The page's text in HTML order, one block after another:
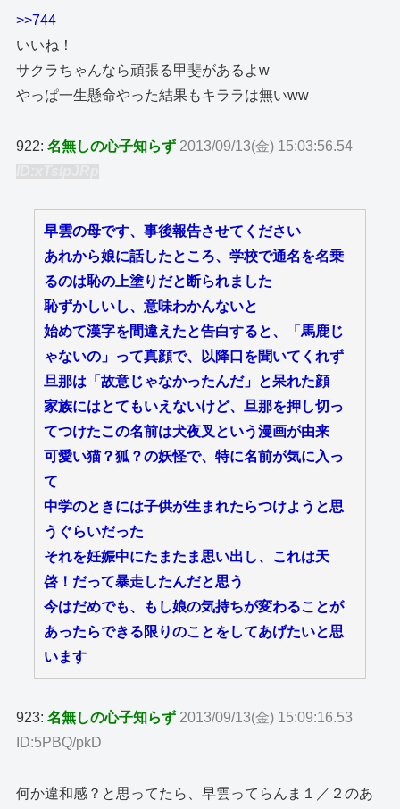
>>744
いいね！
サクラちゃんなら頑張る甲斐があるよw
やっぱ一生懸命やった結果もキララは無いww
922:名無しの心子知らず 2013/09/13(金) 15:03:56.54
早雲の母です、事後報告させてください
あれから娘に話したところ、学校で通名を名乗
るのは恥の上塗りだと断られました
恥ずかしいし、意味わかんないと
始めて漢字を間違えたと告白すると、「馬鹿じ
ゃないの」って真顔で、以降口を聞いてくれず
旦那は「故意じゃなかったんだ」と呆れた顔
家族にはとてもいえないけど、旦那を押し切っ
てつけたこの名前は犬夜叉という漫画が由来
可愛い猫？狐？の妖怪で、特に名前が気に入っ
て
中学のときには子供が生まれたらつけようと思
うぐらいだった
それを妊娠中にたまたま思い出し、これは天
啓！だって暴走したんだと思う
今はだめでも、もし娘の気持ちが変わることが
あったらできる限りのことをしてあげたいと思
います
923:名無しの心子知らず 2013/09/13(金) 15:09:16.53
ID:5PBQ/pkD
何か違和感？と思ってたら、早雲ってらんま１／２のあ